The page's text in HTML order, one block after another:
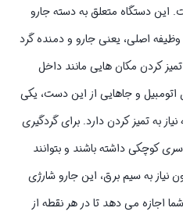
دستگاه متعلق به دسته جارو
وظیفه اصلی، یعنی جارو و دمنده گرد
کردن مکان هایی مانند داخل
اتومبیل و جاهایی از این دست، یکی
به تمیز کردن دارد. برای گردگیری
کوچکی داشته باشند و بتوانند
به سیم برق، این جارو شارژی
اجازه می ‌دهد تا در هر نقطه از